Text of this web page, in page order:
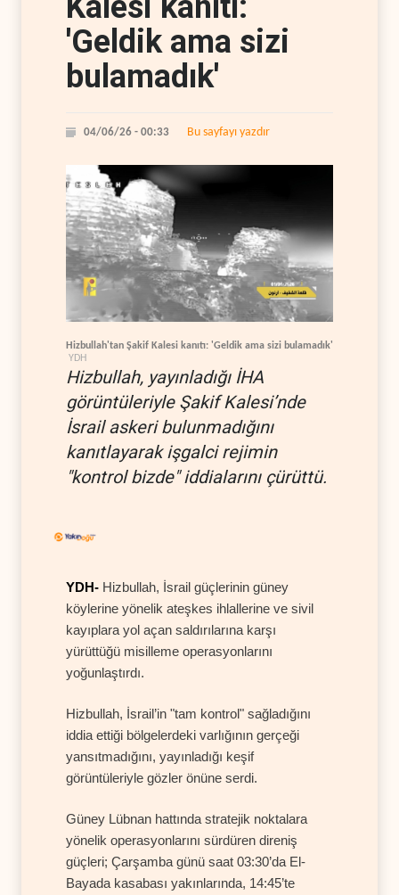
'Geldik ama sizi
bulamadık'
04/06/26 - 00:33 Bu sayfayı yazdır
Hizbullah'tan Şakif Kalesi kanıtı: 'Geldik ama sizi bulamadık'
YDH
Hizbullah, yayınladığı İHA
görüntüleriyle Şakif Kalesi’nde
İsrail askeri bulunmadığını
kanıtlayarak işgalci rejimin
"kontrol bizde" iddialarını çürüttü.
YDH- Hizbullah, İsrail güçlerinin güney
köylerine yönelik ateşkes ihlallerine ve sivil
kayıplara yol açan saldırılarına karşı
yürüttüğü misilleme operasyonlarını
yoğunlaştırdı.
Hizbullah, İsrail’in "tam kontrol" sağladığını
iddia ettiği bölgelerdeki varlığının gerçeği
yansıtmadığını, yayınladığı keşif
görüntüleriyle gözler önüne serdi.
Güney Lübnan hattında stratejik noktalara
yönelik operasyonlarını sürdüren direniş
güçleri; Çarşamba günü saat 03:30’da El-
Bayada kasabası yakınlarında, 14:45’te